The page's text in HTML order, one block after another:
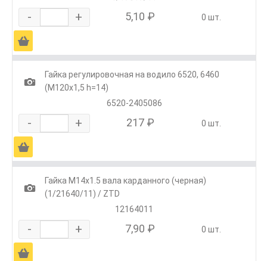
- + 5,10 ₽ 0 шт.
Ä
1
Гайка регулировочная на водило 6520, 6460
(М120х1,5 h=14)
6520-2405086
- + 217 ₽ 0 шт.
Ä
1
Гайка М14х1.5 вала карданного (черная)
(1/21640/11) / ZTD
12164011
- + 7,90 ₽ 0 шт.
Ä